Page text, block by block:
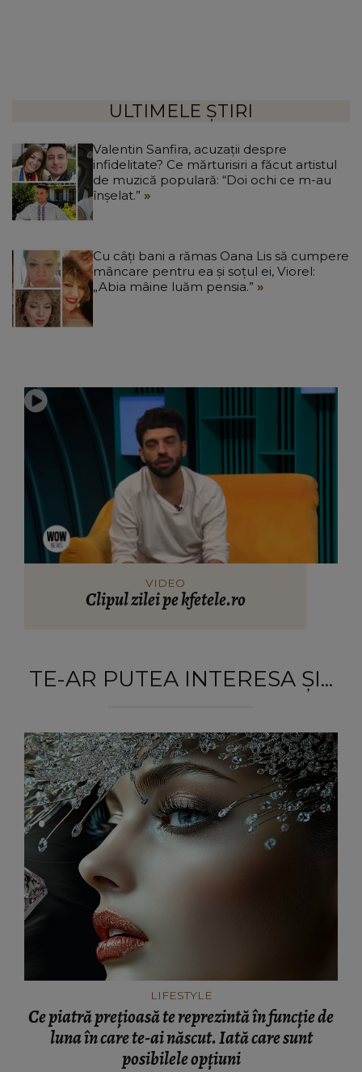
ULTIMELE ȘTIRI
Valentin Sanfira, acuzații despre
infidelitate? Ce mărturisiri a făcut artistul
de muzică populară: “Doi ochi ce m-au
înșelat.”
Cu câți bani a rămas Oana Lis să cumpere
mâncare pentru ea și soțul ei, Viorel:
„Abia mâine luăm pensia.”
VIDEO
Clipul zilei pe kfetele.ro
TE-AR PUTEA INTERESA ȘI...
LIFESTYLE
Ce piatră prețioasă te reprezintă în funcție de
luna în care te-ai născut. Iată care sunt
posibilele opțiuni